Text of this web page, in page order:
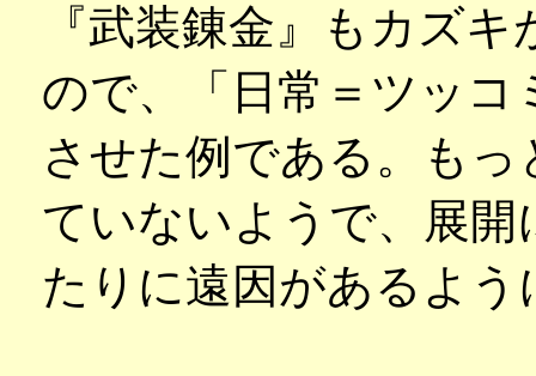
『武装錬金』もカズ
ので、「日常＝ツッコ
させた例である。も
ていないようで、展
たりに遠因があるよう